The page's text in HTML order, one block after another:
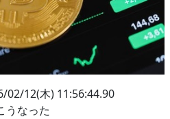
02/12(木) 11:56:44.90
うなった